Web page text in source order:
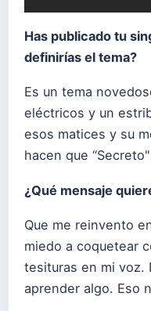
Has publicado tu
definirías el tema?
Es un tema
eléctricos y un
esos matices y su
hacen que
¿Qué mensaje
Que me reinvento
miedo a coquetear
tesituras en mi voz.
aprender algo. Eso